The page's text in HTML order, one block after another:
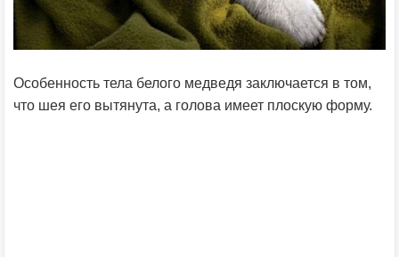
Особенность тела белого медведя заключается в том,
что шея его вытянута, а голова имеет плоскую форму.